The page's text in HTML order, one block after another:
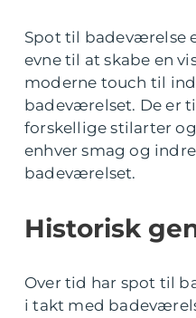
Spot til badeværelse
evne til at skabe en
moderne touch til
badeværelset. De er
forskellige stilarter
enhver smag og
badeværelset.
Historisk
Over tid har spot til
i takt med